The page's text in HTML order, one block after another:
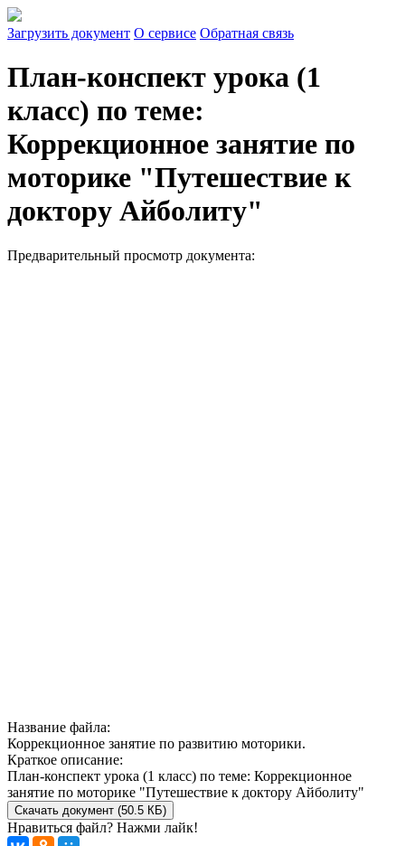
Загрузить документ О сервисе Обратная связь
План-конспект урока (1
класс) по теме:
Коррекционное занятие по
моторике "Путешествие к
доктору Айболиту"
Предварительный просмотр документа:
Название файла:
Коррекционное занятие по развитию моторики.
Краткое описание:
План-конспект урока (1 класс) по теме: Коррекционное
занятие по моторике "Путешествие к доктору Айболиту"
Скачать документ (50.5 КБ)
Нравиться файл? Нажми лайк!